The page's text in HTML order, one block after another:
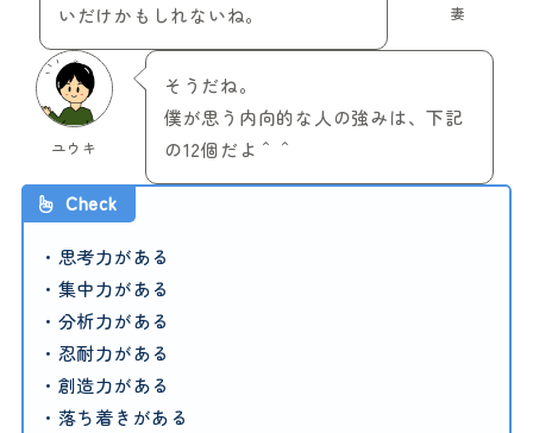
妻
いだけかもしれないね。
ユウキ
そうだね。
僕が思う内向的な人の強みは、下記
の12個だよ＾＾
Check
・思考力がある
・集中力がある
・分析力がある
・忍耐力がある
・創造力がある
・落ち着きがある